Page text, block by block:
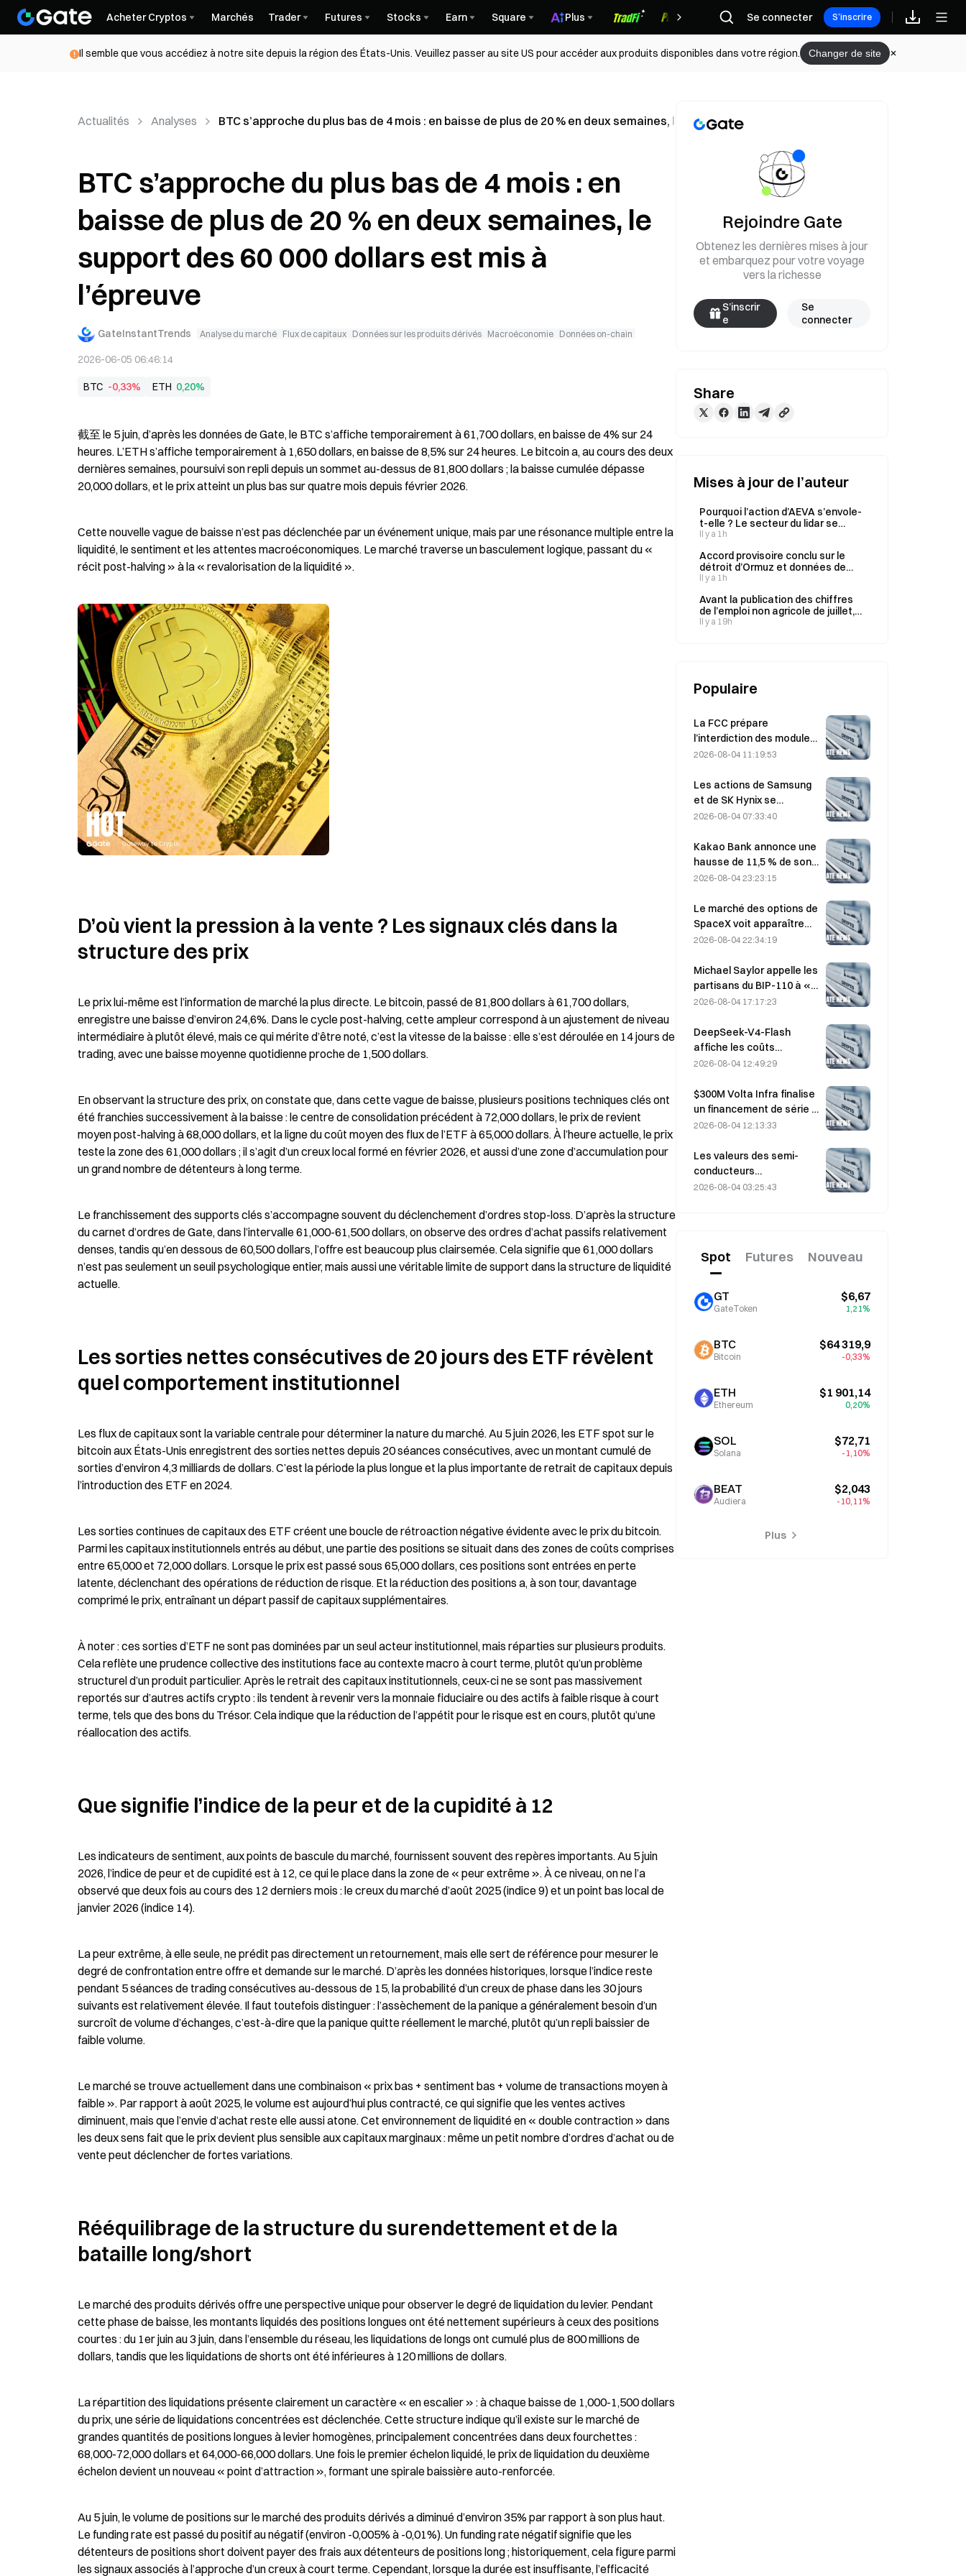
Acheter Cryptos Marchés Trader Futures Stocks Earn Square Plus Récompenses
Se connecter S’inscrire
Il semble que vous accédiez à notre site depuis la région des États-Unis. Veuillez passer au site US pour accéder aux produits disponibles dans votre région. Changer de site
Actualités Analyses BTC s’approche du plus bas de 4 mois : en baisse de plus de 20 % en deux semaines, le support des 60 000 dollars est mis à l’épreuve
BTC s’approche du plus bas de 4 mois : en
baisse de plus de 20 % en deux semaines, le
support des 60 000 dollars est mis à
l’épreuve
GateInstantTrends Analyse du marché Flux de capitaux Données sur les produits dérivés Macroéconomie Données on-chain
2026-06-05 06:46:14
BTC -0,33% ETH 0,20%
截至 le 5 juin, d’après les données de Gate, le BTC s’affiche temporairement à 61,700 dollars, en baisse de 4% sur 24
heures. L’ETH s’affiche temporairement à 1,650 dollars, en baisse de 8,5% sur 24 heures. Le bitcoin a, au cours des deux
dernières semaines, poursuivi son repli depuis un sommet au-dessus de 81,800 dollars ; la baisse cumulée dépasse
20,000 dollars, et le prix atteint un plus bas sur quatre mois depuis février 2026.
Cette nouvelle vague de baisse n’est pas déclenchée par un événement unique, mais par une résonance multiple entre la
liquidité, le sentiment et les attentes macroéconomiques. Le marché traverse un basculement logique, passant du «
récit post-halving » à la « revalorisation de la liquidité ».
D’où vient la pression à la vente ? Les signaux clés dans la
structure des prix
Le prix lui-même est l’information de marché la plus directe. Le bitcoin, passé de 81,800 dollars à 61,700 dollars,
enregistre une baisse d’environ 24,6%. Dans le cycle post-halving, cette ampleur correspond à un ajustement de niveau
intermédiaire à plutôt élevé, mais ce qui mérite d’être noté, c’est la vitesse de la baisse : elle s’est déroulée en 14 jours de
trading, avec une baisse moyenne quotidienne proche de 1,500 dollars.
En observant la structure des prix, on constate que, dans cette vague de baisse, plusieurs positions techniques clés ont
été franchies successivement à la baisse : le centre de consolidation précédent à 72,000 dollars, le prix de revient
moyen post-halving à 68,000 dollars, et la ligne du coût moyen des flux de l’ETF à 65,000 dollars. À l’heure actuelle, le prix
teste la zone des 61,000 dollars ; il s’agit d’un creux local formé en février 2026, et aussi d’une zone d’accumulation pour
un grand nombre de détenteurs à long terme.
Le franchissement des supports clés s’accompagne souvent du déclenchement d’ordres stop-loss. D’après la structure
du carnet d’ordres de Gate, dans l’intervalle 61,000-61,500 dollars, on observe des ordres d’achat passifs relativement
denses, tandis qu’en dessous de 60,500 dollars, l’offre est beaucoup plus clairsemée. Cela signifie que 61,000 dollars
n’est pas seulement un seuil psychologique entier, mais aussi une véritable limite de support dans la structure de liquidité
actuelle.
Les sorties nettes consécutives de 20 jours des ETF révèlent
quel comportement institutionnel
Les flux de capitaux sont la variable centrale pour déterminer la nature du marché. Au 5 juin 2026, les ETF spot sur le
bitcoin aux États-Unis enregistrent des sorties nettes depuis 20 séances consécutives, avec un montant cumulé de
sorties d’environ 4,3 milliards de dollars. C’est la période la plus longue et la plus importante de retrait de capitaux depuis
l’introduction des ETF en 2024.
Les sorties continues de capitaux des ETF créent une boucle de rétroaction négative évidente avec le prix du bitcoin.
Parmi les capitaux institutionnels entrés au début, une partie des positions se situait dans des zones de coûts comprises
entre 65,000 et 72,000 dollars. Lorsque le prix est passé sous 65,000 dollars, ces positions sont entrées en perte
latente, déclenchant des opérations de réduction de risque. Et la réduction des positions a, à son tour, davantage
comprimé le prix, entraînant un départ passif de capitaux supplémentaires.
À noter : ces sorties d’ETF ne sont pas dominées par un seul acteur institutionnel, mais réparties sur plusieurs produits.
Cela reflète une prudence collective des institutions face au contexte macro à court terme, plutôt qu’un problème
structurel d’un produit particulier. Après le retrait des capitaux institutionnels, ceux-ci ne se sont pas massivement
reportés sur d’autres actifs crypto : ils tendent à revenir vers la monnaie fiduciaire ou des actifs à faible risque à court
terme, tels que des bons du Trésor. Cela indique que la réduction de l’appétit pour le risque est en cours, plutôt qu’une
réallocation des actifs.
Que signifie l’indice de la peur et de la cupidité à 12
Les indicateurs de sentiment, aux points de bascule du marché, fournissent souvent des repères importants. Au 5 juin
2026, l’indice de peur et de cupidité est à 12, ce qui le place dans la zone de « peur extrême ». À ce niveau, on ne l’a
observé que deux fois au cours des 12 derniers mois : le creux du marché d’août 2025 (indice 9) et un point bas local de
janvier 2026 (indice 14).
La peur extrême, à elle seule, ne prédit pas directement un retournement, mais elle sert de référence pour mesurer le
degré de confrontation entre offre et demande sur le marché. D’après les données historiques, lorsque l’indice reste
pendant 5 séances de trading consécutives au-dessous de 15, la probabilité d’un creux de phase dans les 30 jours
suivants est relativement élevée. Il faut toutefois distinguer : l’assèchement de la panique a généralement besoin d’un
surcroît de volume d’échanges, c’est-à-dire que la panique quitte réellement le marché, plutôt qu’un repli baissier de
faible volume.
Le marché se trouve actuellement dans une combinaison « prix bas + sentiment bas + volume de transactions moyen à
faible ». Par rapport à août 2025, le volume est aujourd’hui plus contracté, ce qui signifie que les ventes actives
diminuent, mais que l’envie d’achat reste elle aussi atone. Cet environnement de liquidité en « double contraction » dans
les deux sens fait que le prix devient plus sensible aux capitaux marginaux : même un petit nombre d’ordres d’achat ou de
vente peut déclencher de fortes variations.
Rééquilibrage de la structure du surendettement et de la
bataille long/short
Le marché des produits dérivés offre une perspective unique pour observer le degré de liquidation du levier. Pendant
cette phase de baisse, les montants liquidés des positions longues ont été nettement supérieurs à ceux des positions
courtes : du 1er juin au 3 juin, dans l’ensemble du réseau, les liquidations de longs ont cumulé plus de 800 millions de
dollars, tandis que les liquidations de shorts ont été inférieures à 120 millions de dollars.
La répartition des liquidations présente clairement un caractère « en escalier » : à chaque baisse de 1,000-1,500 dollars
du prix, une série de liquidations concentrées est déclenchée. Cette structure indique qu’il existe sur le marché de
grandes quantités de positions longues à levier homogènes, principalement concentrées dans deux fourchettes :
68,000-72,000 dollars et 64,000-66,000 dollars. Une fois le premier échelon liquidé, le prix de liquidation du deuxième
échelon devient un nouveau « point d’attraction », formant une spirale baissière auto-renforcée.
Au 5 juin, le volume de positions sur le marché des produits dérivés a diminué d’environ 35% par rapport à son plus haut.
Le funding rate est passé du positif au négatif (environ -0,005% à -0,01%). Un funding rate négatif signifie que les
détenteurs de positions short doivent payer des frais aux détenteurs de positions long ; historiquement, cela figure parmi
les signaux associés à l’approche d’un creux à court terme. Cependant, lorsque la durée est insuffisante, l’efficacité
Rejoindre Gate
Obtenez les dernières mises à jour
et embarquez pour votre voyage
vers la richesse
S’inscrir
e
Se
connecter
Share
Mises à jour de l’auteur
Pourquoi l’action d’AEVA s’envole-
t-elle ? Le secteur du lidar se
réchauffe : décryptage complet
Il y a 1h
Accord provisoire conclu sur le
détroit d’Ormuz et données de
l’emploi non agricole imminentes :
brut, de l’or et du Bitcoin vont-ils
réévaluer leurs prix ?
Il y a 1h
Avant la publication des chiffres
de l’emploi non agricole de juillet,
quel sera l’impact de la division par
Il y a 19h
Populaire
La FCC prépare
l’interdiction des modules
optiques chinois pour
Xinyuan pourrait subir un
impact sur 27 % de sa part
de marché.
2026-08-04 11:19:53
Les actions de Samsung
et de SK Hynix se
redressent après des
achats des particuliers
2026-08-04 07:33:40
Kakao Bank annonce une
hausse de 11,5 % de son
bénéfice net au deuxième
du premier semestre
atteignant un niveau
record
2026-08-04 23:23:15
Le marché des options de
SpaceX voit apparaître
$20M de mystérieuses
assortis d’un prix
d’exercice de 330 dollars
avant l’échéance de
2026-08-04 22:34:19
Michael Saylor appelle les
partisans du BIP-110 à «
se retirer », alors que le
stagne à 2,70 %
2026-08-04 17:17:23
DeepSeek-V4-Flash
affiche les coûts
d’exploitation les plus bas
modèles d’IA dans les
derniers tests de
référence
2026-08-04 12:49:29
$300M Volta Infra finalise
un financement de série A
à une valorisation de 2,4
par a16z et Altimeter
2026-08-04 12:13:33
Les valeurs des semi-
conducteurs
rebondissent après les
Western Digital et de
SanDisk au centre de
l’attention
2026-08-04 03:25:43
Spot Futures Nouveau
GT
GateToken
$6,67
1,21%
BTC
Bitcoin
$64 319,9
-0,33%
ETH
Ethereum
$1 901,14
0,20%
SOL
Solana
$72,71
-1,10%
BEAT
Audiera
$2,043
-10,11%
Plus